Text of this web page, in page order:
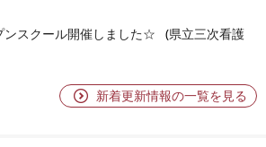
ンスクール開催しました☆
県立三次看護
新着更新情報の一覧を見る